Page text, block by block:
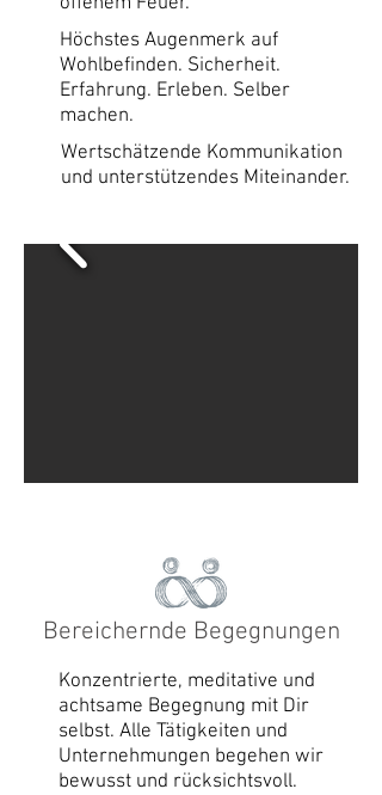
Höchstes Augenmerk auf
Wohlbefinden. Sicherheit.
Erfahrung. Erleben. Selber
machen.
Wertschätzende Kommunikation
und unterstützendes Miteinander.
Bereichernde Begegnungen
Konzentrierte, meditative und
achtsame Begegnung mit Dir
selbst. Alle Tätigkeiten und
Unternehmungen begehen wir
bewusst und rücksichtsvoll.